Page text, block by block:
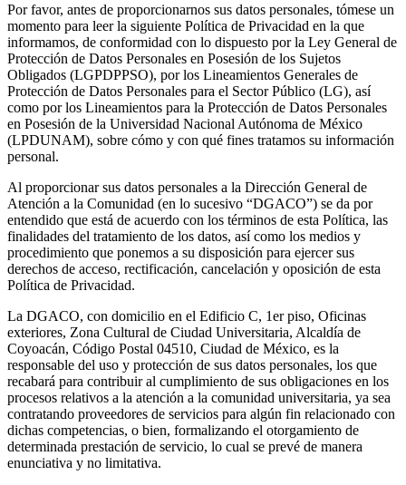
Por favor, antes de proporcionarnos sus datos personales, tómese un
momento para leer la siguiente Política de Privacidad en la que
informamos, de conformidad con lo dispuesto por la Ley General de
Protección de Datos Personales en Posesión de los Sujetos
Obligados (LGPDPPSO), por los Lineamientos Generales de
Protección de Datos Personales para el Sector Público (LG), así
como por los Lineamientos para la Protección de Datos Personales
en Posesión de la Universidad Nacional Autónoma de México
(LPDUNAM), sobre cómo y con qué fines tratamos su información
personal.
Al proporcionar sus datos personales a la Dirección General de
Atención a la Comunidad (en lo sucesivo “DGACO”) se da por
entendido que está de acuerdo con los términos de esta Política, las
finalidades del tratamiento de los datos, así como los medios y
procedimiento que ponemos a su disposición para ejercer sus
derechos de acceso, rectificación, cancelación y oposición de esta
Política de Privacidad.
La DGACO, con domicilio en el Edificio C, 1er piso, Oficinas
exteriores, Zona Cultural de Ciudad Universitaria, Alcaldía de
Coyoacán, Código Postal 04510, Ciudad de México, es la
responsable del uso y protección de sus datos personales, los que
recabará para contribuir al cumplimiento de sus obligaciones en los
procesos relativos a la atención a la comunidad universitaria, ya sea
contratando proveedores de servicios para algún fin relacionado con
dichas competencias, o bien, formalizando el otorgamiento de
determinada prestación de servicio, lo cual se prevé de manera
enunciativa y no limitativa.